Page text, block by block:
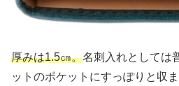
厚みは1.5㎝。名刺入れとしては
ットのポケットにすっぽりと収